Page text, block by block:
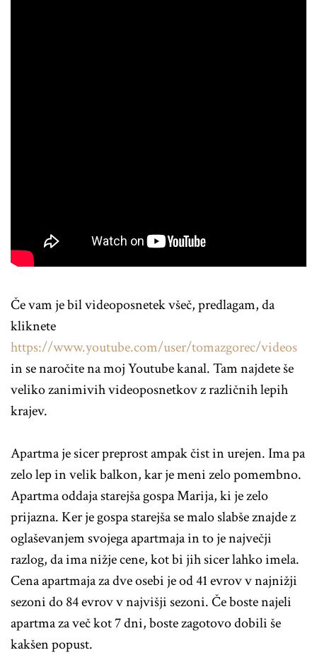
Če vam je bil videoposnetek všeč, predlagam, da
kliknete
https://www.youtube.com/user/tomazgorec/videos
in se naročite na moj Youtube kanal. Tam najdete še
veliko zanimivih videoposnetkov z različnih lepih
krajev.
Apartma je sicer preprost ampak čist in urejen. Ima pa
zelo lep in velik balkon, kar je meni zelo pomembno.
Apartma oddaja starejša gospa Marija, ki je zelo
prijazna. Ker je gospa starejša se malo slabše znajde z
oglaševanjem svojega apartmaja in to je največji
razlog, da ima nižje cene, kot bi jih sicer lahko imela.
Cena apartmaja za dve osebi je od 41 evrov v najnižji
sezoni do 84 evrov v najvišji sezoni. Če boste najeli
apartma za več kot 7 dni, boste zagotovo dobili še
kakšen popust.